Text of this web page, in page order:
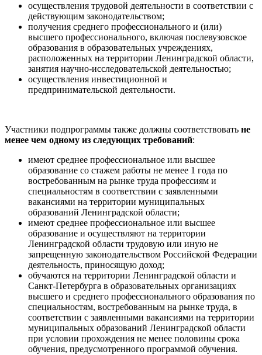
осуществления трудовой деятельности в соответствии с
действующим законодательством;
получения среднего профессионального и (или)
высшего профессионального, включая послевузовское
образования в образовательных учреждениях,
расположенных на территории Ленинградской области,
занятия научно-исследовательской деятельностью;
осуществления инвестиционной и
предпринимательской деятельности.
Участники подпрограммы также должны соответствовать не
менее чем одному из следующих требований:
имеют среднее профессиональное или высшее
образование со стажем работы не менее 1 года по
востребованным на рынке труда профессиям и
специальностям в соответствии с заявленными
вакансиями на территории муниципальных
образований Ленинградской области;
имеют среднее профессиональное или высшее
образование и осуществляют на территории
Ленинградской области трудовую или иную не
запрещенную законодательством Российской Федерации
деятельность, приносящую доход;
обучаются на территории Ленинградской области и
Санкт-Петербурга в образовательных организациях
высшего и среднего профессионального образования по
специальностям, востребованным на рынке труда, в
соответствии с заявленными вакансиями на территории
муниципальных образований Ленинградской области
при условии прохождения не менее половины срока
обучения, предусмотренного программой обучения.